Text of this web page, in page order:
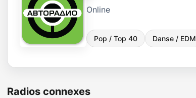
Online
Pop / Top 40 Danse / EDM
Radios connexes